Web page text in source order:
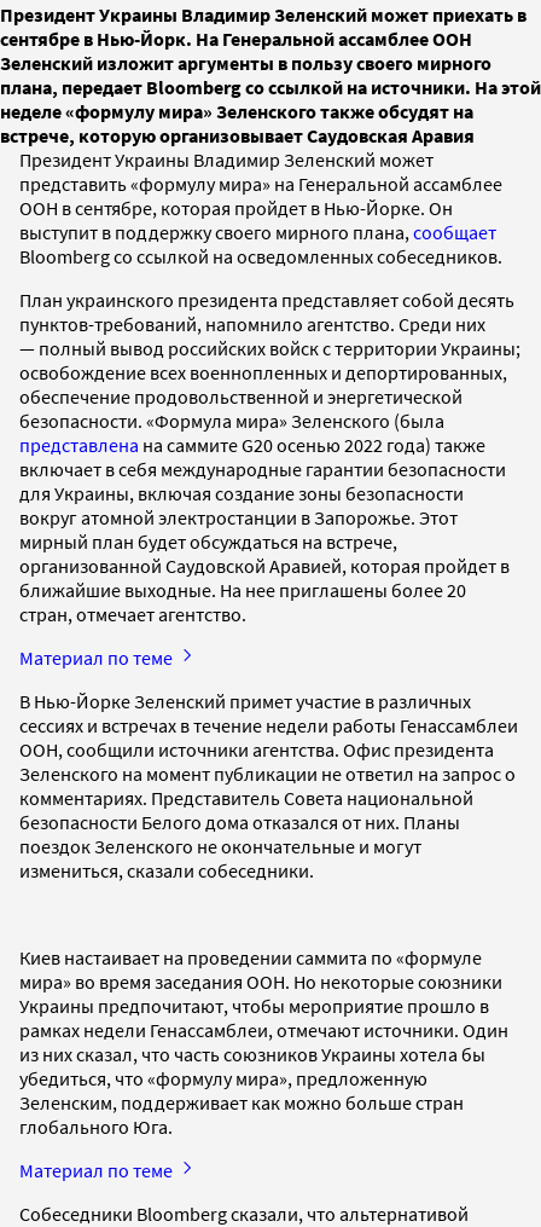
Президент Украины Владимир Зеленский может приехать в
сентябре в Нью-Йорк. На Генеральной ассамблее ООН
Зеленский изложит аргументы в пользу своего мирного
плана, передает Bloomberg со ссылкой на источники. На этой
неделе «формулу мира» Зеленского также обсудят на
встрече, которую организовывает Саудовская Аравия
Президент Украины Владимир Зеленский может
представить «формулу мира» на Генеральной ассамблее
ООН в сентябре, которая пройдет в Нью-Йорке. Он
выступит в поддержку своего мирного плана, сообщает
Bloomberg со ссылкой на осведомленных собеседников.
План украинского президента представляет собой десять
пунктов-требований, напомнило агентство. Среди них
— полный вывод российских войск с территории Украины;
освобождение всех военнопленных и депортированных,
обеспечение продовольственной и энергетической
безопасности. «Формула мира» Зеленского (была
представлена на саммите G20 осенью 2022 года) также
включает в себя международные гарантии безопасности
для Украины, включая создание зоны безопасности
вокруг атомной электростанции в Запорожье. Этот
мирный план будет обсуждаться на встрече,
организованной Саудовской Аравией, которая пройдет в
ближайшие выходные. На нее приглашены более 20
стран, отмечает агентство.
Материал по теме
В Нью-Йорке Зеленский примет участие в различных
сессиях и встречах в течение недели работы Генассамблеи
ООН, сообщили источники агентства. Офис президента
Зеленского на момент публикации не ответил на запрос о
комментариях. Представитель Совета национальной
безопасности Белого дома отказался от них. Планы
поездок Зеленского не окончательные и могут
измениться, сказали собеседники.
Киев настаивает на проведении саммита по «формуле
мира» во время заседания ООН. Но некоторые союзники
Украины предпочитают, чтобы мероприятие прошло в
рамках недели Генассамблеи, отмечают источники. Один
из них сказал, что часть союзников Украины хотела бы
убедиться, что «формулу мира», предложенную
Зеленским, поддерживает как можно больше стран
глобального Юга.
Материал по теме
Собеседники Bloomberg сказали, что альтернативой